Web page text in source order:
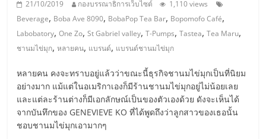
เอ็
มอี
ไทย,
21/10/2019 กองบรรณาธิการเว็บไซต์
1,110 views
Beverage, Boba Ave 8090, BobaPop Tea Bar, Bopomofo Café,
Labobatory,One Zo,St Gabriel valley,T-Pumps,Tastea,Tea Maru,
ชานมไข่มุก,หลายคน, แบรนด์, แบรนด์ชานมไข่มุก
หลายคน คงจะทราบอยู่แล้วว่าขณะนี้ธุรกิจชานมไข่มุกเป็นที่นิยม
อย่างมาก แม้แต่ในอเมริกาเองก็มีร้านชานมไข่มุกอยู่ไม่น้อยเลย
และแต่ละร้านต่างก็มีเอกลักษณ์เป็นของตัวเองด้วย ดังจะเห็นได้
จากบันทึกของ GENEVIEVE KO ที่ได้พูดถึงว่าลูกสาวของเธอนั้น
ชอบชานมไข่มุกเอามากๆ